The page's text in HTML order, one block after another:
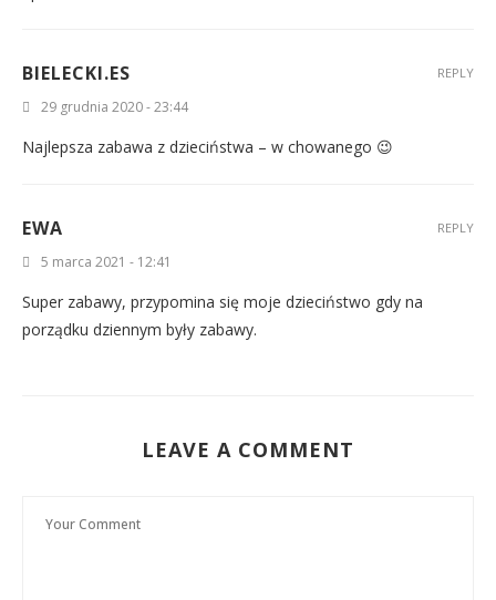
BIELECKI.ES
29 grudnia 2020 - 23:44
Najlepsza zabawa z dzieciństwa – w chowanego 😉
REPLY
EWA
5 marca 2021 - 12:41
Super zabawy, przypomina się moje dzieciństwo gdy na
porządku dziennym były zabawy.
REPLY
LEAVE A COMMENT